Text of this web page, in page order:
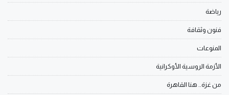
رياضة
فنون وثقافة
المنوعات
الأزمة الروسية الأوكرانية
من غزة.. هنا القاهرة